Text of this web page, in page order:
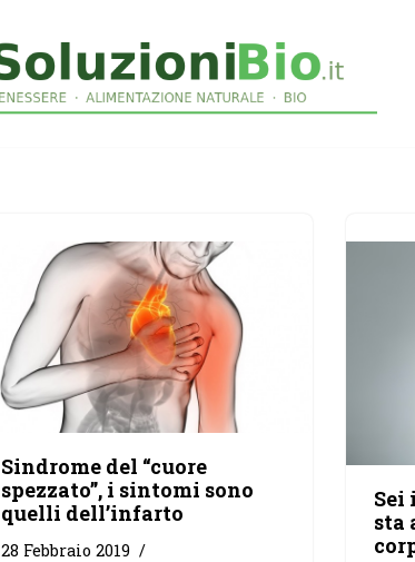
Sindrome del “cuore
spezzato”, i sintomi sono
quelli dell’infarto
28 Febbraio 2019
Sei
sta